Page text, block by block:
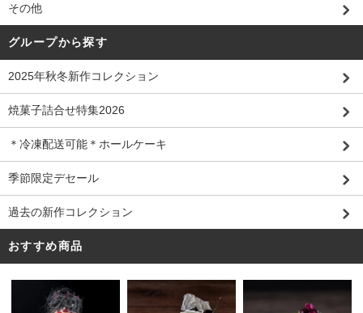
その他
グループから探す
2025年秋冬新作コレクション
焼菓子詰合せ特集2026
＊冷凍配送可能＊ホールケーキ
季節限定デセール
過去の新作コレクション
おすすめ商品